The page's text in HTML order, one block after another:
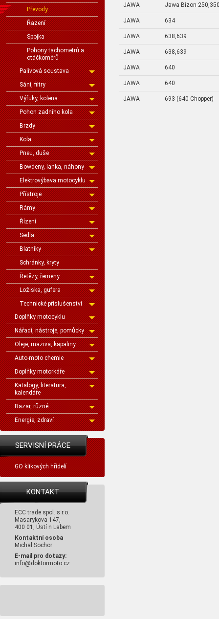
Převody
Řazení
Spojka
Pohony tachometrů a
otáčkoměrů
Palivová soustava
Sání, filtry
Výfuky, kolena
Pohon zadního kola
Brzdy
Kola
Pneu, duše
Bowdeny, lanka, náhony
Elektrovýbava motocyklu
Přístroje
Rámy
Řízení
Sedla
Blatníky
Schránky, kryty
Řetězy, řemeny
Ložiska, gufera
Technické příslušenství
Doplňky motocyklu
Nářadí, nástroje, pomůcky
Oleje, maziva, kapaliny
Auto-moto chemie
Doplňky motorkáře
Katalogy, literatura,
kalendáře
Bazar, různé
Energie, zdraví
SERVISNÍ PRÁCE
GO klikových hřídelí
KONTAKT
ECC trade spol. s r.o.
Masarykova 147,
400 01, Ústí n Labem
Kontaktní osoba
Michal Sochor
E-mail pro dotazy:
info@doktormoto.cz
JAWA Jawa Bizon
JAWA 634
JAWA 638,639
JAWA 638,639
JAWA 640
JAWA 640
JAWA 693 (640 Chopper)